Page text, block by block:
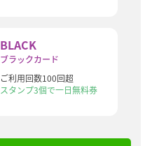
BLACK
ブラックカード
ご利用回数100回超
スタンプ3個で一日無料券